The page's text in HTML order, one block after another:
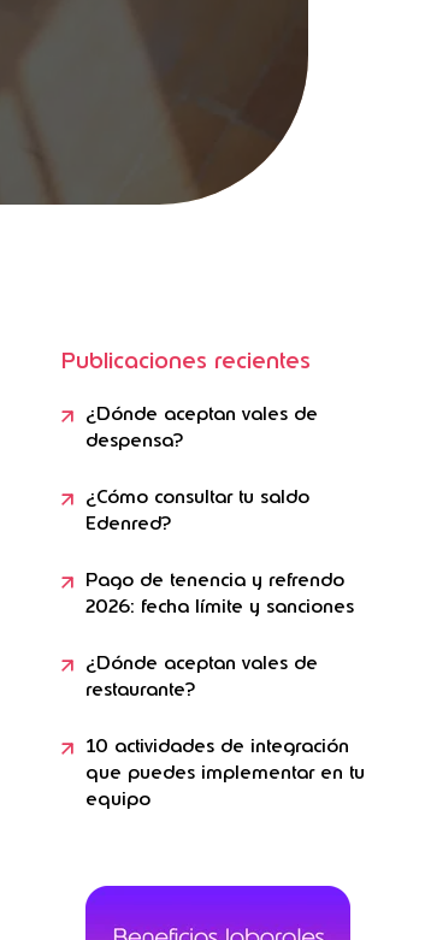
Publicaciones recientes
¿Dónde aceptan vales de
despensa?
¿Cómo consultar tu saldo
Edenred?
Pago de tenencia y refrendo
2026: fecha límite y sanciones
¿Dónde aceptan vales de
restaurante?
10 actividades de integración
que puedes implementar en tu
equipo